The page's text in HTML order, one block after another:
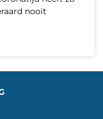
nooit